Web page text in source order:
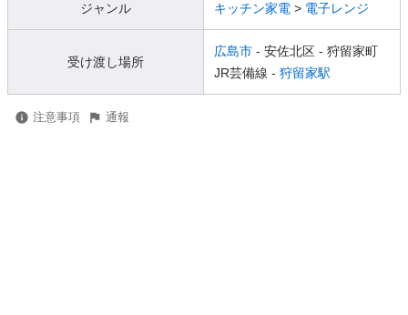
ジャンル キッチン家電 > 電子レンジ
受け渡し場所
広島市 - 安佐北区 - 狩留家町
JR芸備線 - 狩留家駅
注意事項 通報